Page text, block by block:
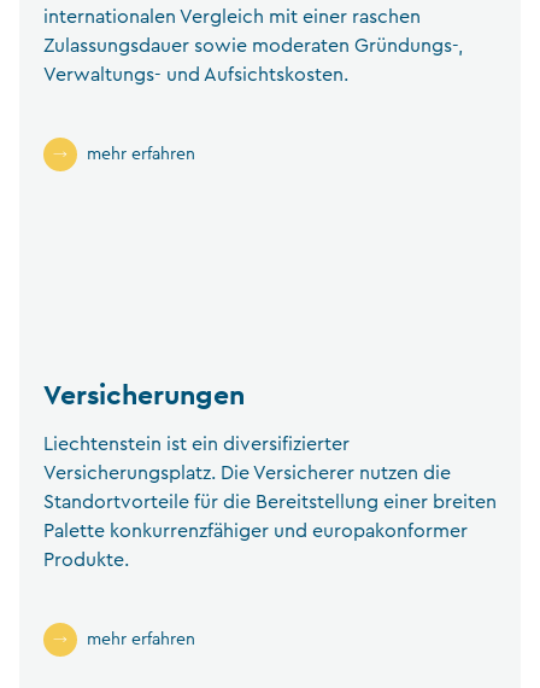
internationalen Vergleich mit einer raschen
Zulassungsdauer sowie moderaten Gründungs-,
Verwaltungs- und Aufsichtskosten.
mehr erfahren
Versicherungen
Liechtenstein ist ein diversifizierter
Versicherungsplatz. Die Versicherer nutzen die
Standortvorteile für die Bereitstellung einer breiten
Palette konkurrenzfähiger und europakonformer
Produkte.
mehr erfahren